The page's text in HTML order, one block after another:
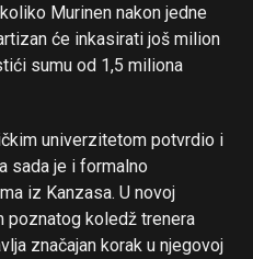
Murinen nakon jedne
će inkasirati još milion
sumu od 1,5 miliona
univerzitetom potvrdio i
sada je i formalno
iz Kanzasa. U novoj
koledž trenera
značajan korak u njegovoj